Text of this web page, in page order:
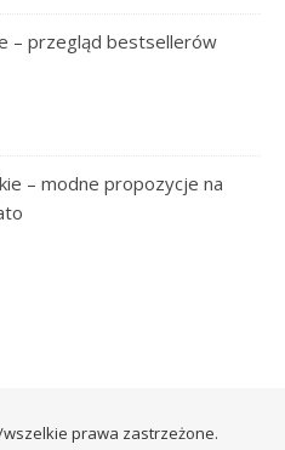
– przegląd bestsellerów
– modne propozycje na
prawa zastrzeżone.